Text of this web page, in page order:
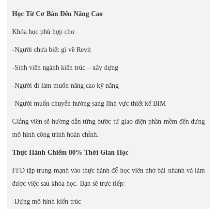
Học Từ Cơ Bản Đến Nâng Cao
Khóa học phù hợp cho:
-Người chưa biết gì về Revit
-Sinh viên ngành kiến trúc – xây dựng
-Người đi làm muốn nâng cao kỹ năng
-Người muốn chuyển hướng sang lĩnh vực thiết kế BIM
Giảng viên sẽ hướng dẫn từng bước từ giao diện phần mềm đến dựng
mô hình công trình hoàn chỉnh.
Thực Hành Chiếm 80% Thời Gian Học
FFD tập trung mạnh vào thực hành để học viên nhớ bài nhanh và làm
được việc sau khóa học. Bạn sẽ trực tiếp:
-Dựng mô hình kiến trúc